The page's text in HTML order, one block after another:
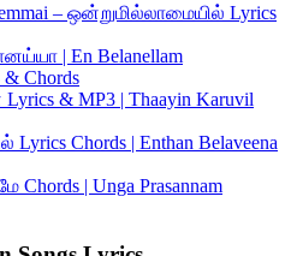
– ஒன்றுமில்லாமையில் Lyrics
| En Belanellam
& Chords
& MP3 | Thaayin Karuvil
Chords | Enthan Belaveena
| Unga Prasannam